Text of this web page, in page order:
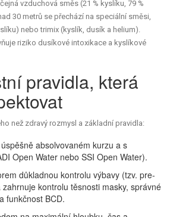
vzduchová směs (21 % kyslíku, 79 %
30 metrů se přechází na speciální směsi,
nebo trimix (kyslík, dusík a helium).
riziko dusíkové intoxikace a kyslíkové
pravidla, která
než zdravý rozmysl a základní pravidla:
absolvovaném kurzu a s
Open Water nebo SSI Open Water).
důkladnou kontrolu výbavy (tzv. pre-
kontrolu těsnosti masky, správné
funkčnost BCD.